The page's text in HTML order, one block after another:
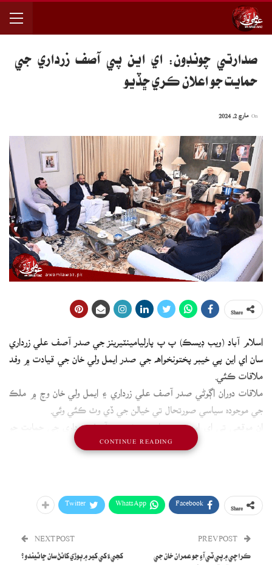
صدارتي چونڊون: اي اين پي آصف زرداري جي
حمايت جو اعلان ڪري ڇڏيو
مارچ 2, 2024
اسلام آباد (ويب ڊيسڪ) پ پ پارليامينٽيرينز جي صدر آصف علي زرداري
سان اي اين پي خيبر پختونخواهه جي صدر ايمل ولي خان جي قيادت ۾ وفد
ملاقات ڪئي.
ملاقات دوران اڳوڻي صدر آصف علي زرداري ۽ ايمل ولي خان وچ ۾ ملڪ
جي موجوده سياسي صورتحال تي خيالن جي ڏي وٺ ڪئي وئي.
ان موقعي تي اي اين پي صدارتي چونڊن ۾ آصف زرداري جي حمايت جو
اعلان ڪيو، جنهن تي اڳوڻي صدر سندن ٿورا مڃيا.
Facebook
WhatsApp
Twitter
ڪراچي ۾ پي ٽي آءِ جو عمران خان جي
NEXT POST
کجيءَ کي کير ۾ ٻوڙي کائڻ سان ڇا ٿيندو؟